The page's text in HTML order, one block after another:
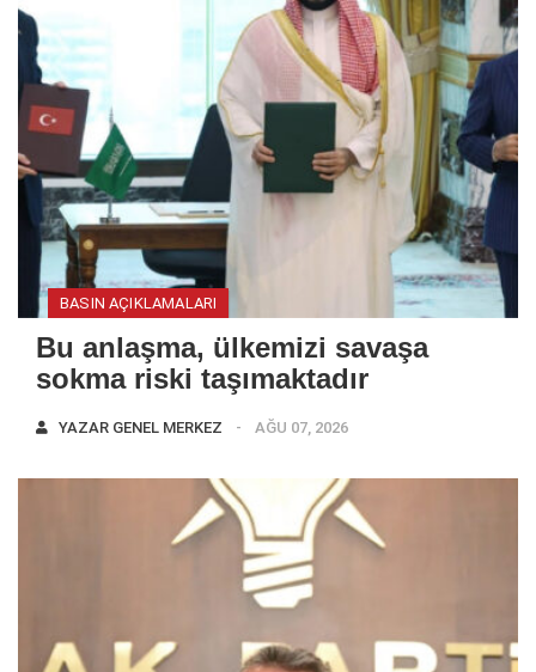
BASIN AÇIKLAMALARI
Bu anlaşma, ülkemizi savaşa
sokma riski taşımaktadır
YAZAR GENEL MERKEZ AĞU 07, 2026